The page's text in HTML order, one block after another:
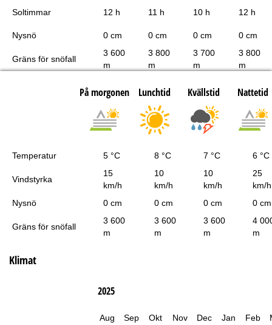
Soltimmar
12 h 11 h 10 h 12 h
Nysnö 0 cm 0 cm 0 cm 0 cm
Gräns för snöfall
3 600
m
3 800
m
3 700
m
3 800
m
På morgonen Lunchtid Kvällstid Nattetid
Temperatur 5 °C 8 °C 7 °C 6 °C
Vindstyrka
15
km/h
10
km/h
10
km/h
25
km/h
Nysnö
0 cm 0 cm 0 cm 0 cm
Gräns för snöfall
3 600
m
3 600
m
3 600
m
4
m
Klimat
2025
Aug Sep Okt Nov Dec Jan Feb